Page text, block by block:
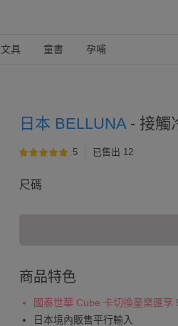
文具 童書 孕哺
日本 BELLUNA - 接觸
5 已售出 12
尺碼
商品特色
國泰世華 Cube 卡切換童樂匯享
日本境內販售平行輸入